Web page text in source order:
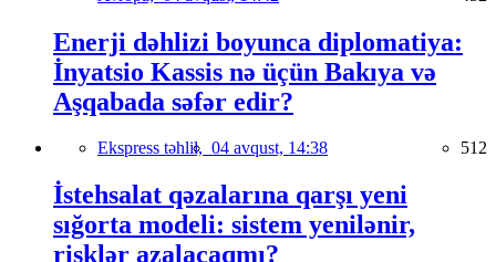
Enerji dəhlizi boyunca diplomatiya:
İnyatsio Kassis nə üçün Bakıya və
Aşqabada səfər edir?
Ekspress təhlil, 04 avqust, 14:38 512
İstehsalat qəzalarına qarşı yeni
sığorta modeli: sistem yenilənir,
risklər azalacaqmı?